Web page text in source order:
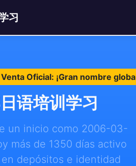
习
Oficial: ¡Gran nombre
语培训学习
un inicio como 2006-03-
más de 1350 días activo
depósitos e identidad